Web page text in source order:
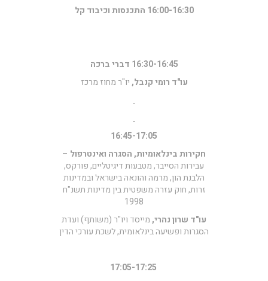
16:00-16:30 התכנסות וכיבוד קל
16:30-16:45 דברי ברכה
עו"ד רומי קנבל, יו"ר מחוז מרכז
16:45-17:05
חקירות בינלאומיות, הסגרה ואינטרפול –
עבירות הסייבר, מטבעות דיגיטליים, פורקס,
הלבנת הון, מרמה והונאה בישראל ובמדינות
זרות, חוק עזרה משפטית בין מדינות תשנ"ח
1998
עו"ד שרון נהרי, מייסד ויו"ר (משותף) ועדת
הסגרות ופשיעה בינלאומית, לשכת עורכי הדין